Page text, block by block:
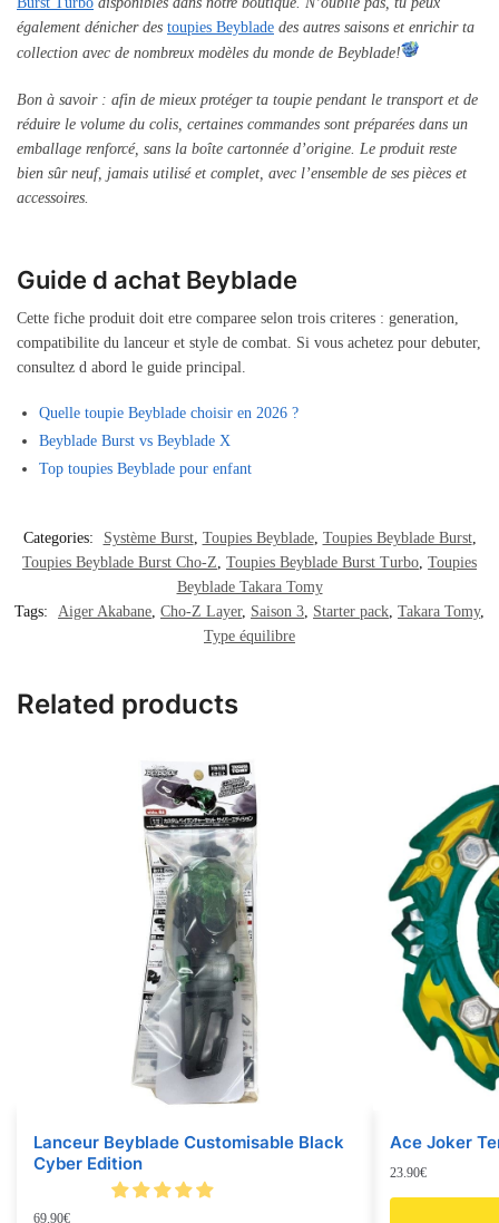
également dénicher des toupies Beyblade des autres saisons et enrichir ta
collection avec de nombreux modèles du monde de Beyblade!
Bon à savoir : afin de mieux protéger ta toupie pendant le transport et de
réduire le volume du colis, certaines commandes sont préparées dans un
emballage renforcé, sans la boîte cartonnée d’origine. Le produit reste
bien sûr neuf, jamais utilisé et complet, avec l’ensemble de ses pièces et
accessoires.
Guide d achat Beyblade
Cette fiche produit doit etre comparee selon trois criteres : generation,
compatibilite du lanceur et style de combat. Si vous achetez pour debuter,
consultez d abord le guide principal.
Quelle toupie Beyblade choisir en 2026 ?
Beyblade Burst vs Beyblade X
Top toupies Beyblade pour enfant
Categories: Système Burst, Toupies Beyblade, Toupies Beyblade Burst,
Toupies Beyblade Burst Cho-Z, Toupies Beyblade Burst Turbo, Toupies
Beyblade Takara Tomy
Tags:
Aiger Akabane, Cho-Z Layer, Saison 3, Starter pack, Takara Tomy,
Type équilibre
Related products
Lanceur Beyblade Customisable Black
Cyber Edition
69.90€
Ace Joker
23.90€